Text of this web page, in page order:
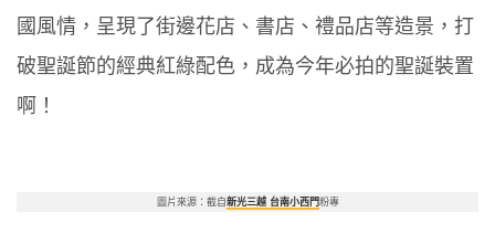
國風情，呈現了街邊花店、書店、禮品店等造景，打
破聖誕節的經典紅綠配色，成為今年必拍的聖誕裝置
啊！
圖片來源：截自新光三越 台南小西門粉專